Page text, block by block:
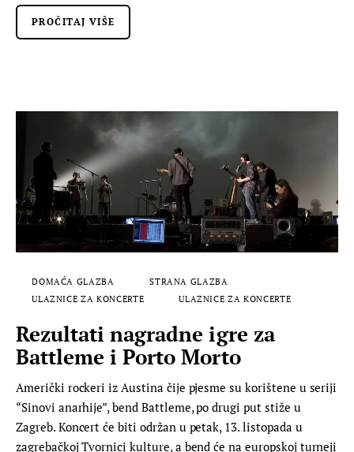
PROČITAJ VIŠE
DOMAĆA GLAZBA
STRANA GLAZBA
ULAZNICE ZA KONCERTE
ULAZNICE ZA KONCERTE
Rezultati nagradne igre za
Battleme i Porto Morto
Američki rockeri iz Austina čije pjesme su korištene u seriji
“Sinovi anarhije”, bend Battleme, po drugi put stiže u
Zagreb. Koncert će biti održan u petak, 13. listopada u
zagrebačkoj Tvornici kulture, a bend će na europskoj turneji